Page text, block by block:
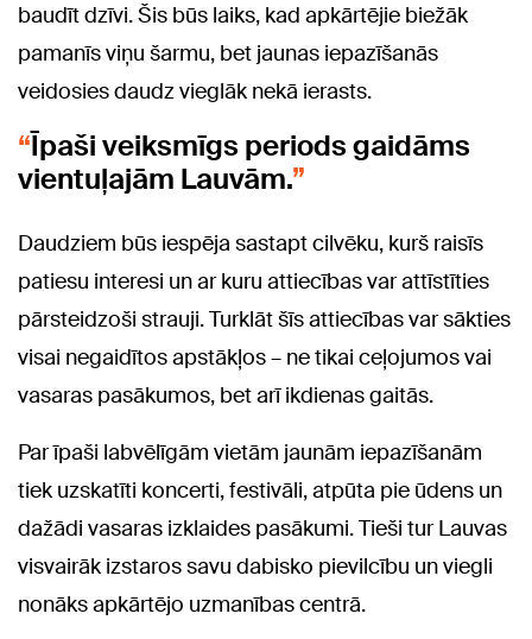
baudīt dzīvi. Šis būs laiks, kad apkārtējie biežāk
pamanīs viņu šarmu, bet jaunas iepazīšanās
veidosies daudz vieglāk nekā ierasts.
Īpaši veiksmīgs periods gaidāms
vientuļajām Lauvām.
Daudziem būs iespēja sastapt cilvēku, kurš raisīs
patiesu interesi un ar kuru attiecības var attīstīties
pārsteidzoši strauji. Turklāt šīs attiecības var sākties
visai negaidītos apstākļos – ne tikai ceļojumos vai
vasaras pasākumos, bet arī ikdienas gaitās.
Par īpaši labvēlīgām vietām jaunām iepazīšanām
tiek uzskatīti koncerti, festivāli, atpūta pie ūdens un
dažādi vasaras izklaides pasākumi. Tieši tur Lauvas
visvairāk izstaros savu dabisko pievilcību un viegli
nonāks apkārtējo uzmanības centrā.